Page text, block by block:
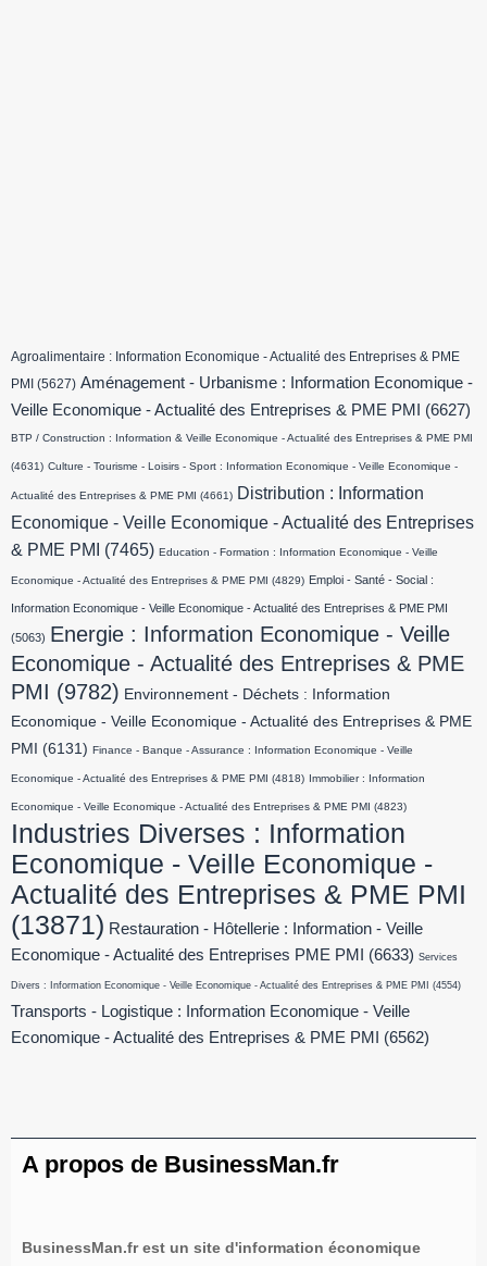
Agroalimentaire : Information Economique - Actualité des Entreprises & PME
PMI (5627) Aménagement - Urbanisme : Information Economique -
Veille Economique - Actualité des Entreprises & PME PMI
(6627)
BTP / Construction : Information & Veille Economique - Actualité des Entreprises & PME PMI
(4631) Culture - Tourisme - Loisirs - Sport : Information Economique - Veille Economique -
Actualité des Entreprises & PME PMI (4661) Distribution : Information
Economique - Veille Economique - Actualité des Entreprises
& PME PMI
(7465) Education - Formation : Information Economique - Veille
Economique - Actualité des Entreprises & PME PMI (4829) Emploi - Santé - Social :
Information Economique - Veille Economique - Actualité des Entreprises & PME PMI
(5063) Energie : Information Economique - Veille
Economique - Actualité des Entreprises & PME
PMI (9782) Environnement - Déchets : Information
Economique - Veille Economique - Actualité des Entreprises & PME
PMI
(6131) Finance - Banque - Assurance : Information Economique - Veille
Economique - Actualité des Entreprises & PME PMI (4818) Immobilier : Information
Economique - Veille Economique - Actualité des Entreprises & PME PMI (4823)
Industries Diverses : Information
Economique - Veille Economique -
Actualité des Entreprises & PME PMI
(13871) Restauration - Hôtellerie : Information - Veille
Economique - Actualité des Entreprises PME PMI
(6633) Services
Divers : Information Economique - Veille Economique - Actualité des Entreprises & PME PMI (4554)
Transports - Logistique : Information Economique - Veille
Economique - Actualité des Entreprises & PME PMI
(6562)
A propos de BusinessMan.fr
BusinessMan.fr est un site d'information économique